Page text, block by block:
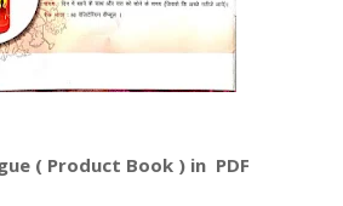
( Product Book ) in PDF